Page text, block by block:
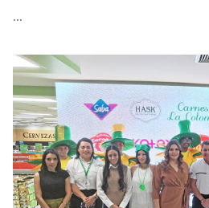
...